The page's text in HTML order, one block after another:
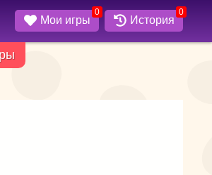
Мои игры
0
История
0